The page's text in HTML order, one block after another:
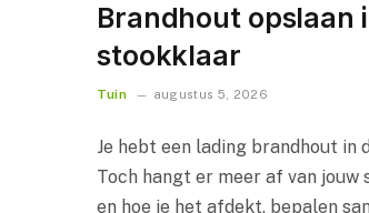
Brandhout opslaan
stookklaar
Tuin augustus 5, 2026
Je hebt een lading brandhout
Toch hangt er meer af van
en hoe je het afdekt, bepalen